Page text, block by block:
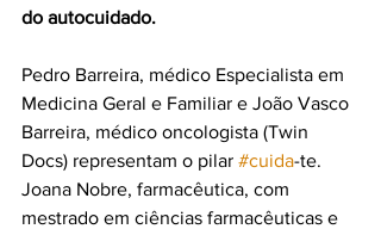
do autocuidado.
Pedro Barreira, médico Especialista em
Medicina Geral e Familiar e João Vasco
Barreira, médico oncologista (Twin
Docs) representam o pilar #cuida-te.
Joana Nobre, farmacêutica, com
mestrado em ciências farmacêuticas e